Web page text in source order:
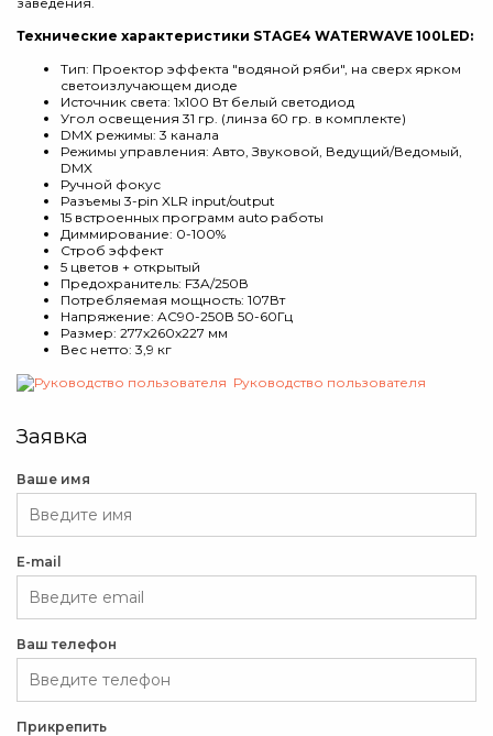
Технические характеристики STAGE4 WATERWAVE 100LED:
Тип: Проектор эффекта "водяной ряби", на сверх ярком
светоизлучающем диоде
Источник света: 1х100 Вт белый светодиод
Угол освещения 31 гр. (линза 60 гр. в комплекте)
DMX режимы: 3 канала
Режимы управления: Авто, Звуковой, Ведущий/Ведомый,
DMX
Ручной фокус
Разъемы 3-pin XLR input/output
15 встроенных программ auto работы
Диммирование: 0-100%
Строб эффект
5 цветов + открытый
Предохранитель: F3A/250В
Потребляемая мощность: 107Вт
Напряжение: AC90-250В 50-60Гц
Размер: 277х260х227 мм
Вес нетто: 3,9 кг
Руководство пользователя
Заявка
Ваше имя
E-mail
Ваш телефон
Прикрепить